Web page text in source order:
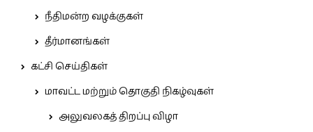
நீதிமன்ற வழக்குகள்
தீர்மானங்கள்
கட்சி செய்திகள்
மாவட்ட மற்றும் தொகுதி நிகழ்வுகள்
அலுவலகத் திறப்பு விழா